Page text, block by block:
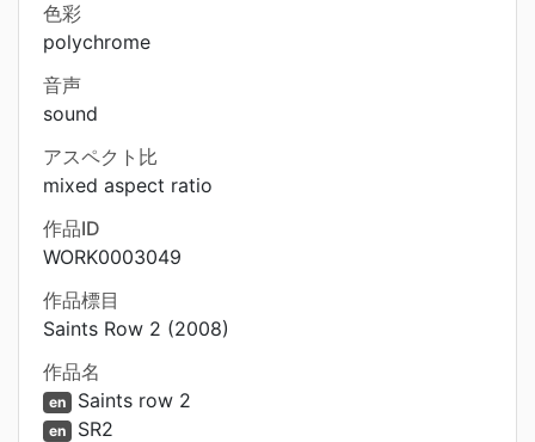
色彩
polychrome
音声
sound
アスペクト比
mixed aspect ratio
作品ID
WORK0003049
作品標目
Saints Row 2 (2008)
作品名
en Saints row 2
en SR2